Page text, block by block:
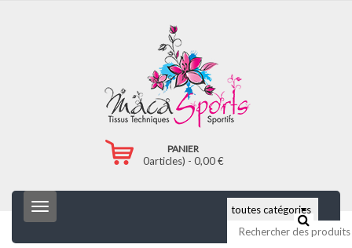
PANIER
0articles) - 0,00€
T
o